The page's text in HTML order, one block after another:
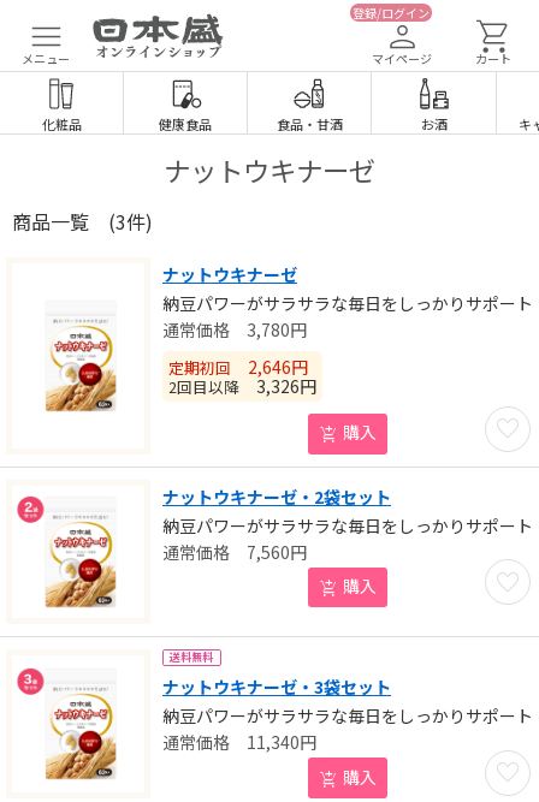
メニュー
登録/ログイン
マイページ カート
化粧品 健康食品 食品・ 甘酒 お酒 キ
ナットウキナーゼ
商品一覧 (3件)
ナットウキナーゼ
納豆パワーがサラサラな毎日をしっかりサポート
お気
3,780円
定期初回 2,646円
2回目以降 3,326円
購入
ナットウキナーゼ・2袋セット
納豆パワーがサラサラな毎日をしっかりサポート
お気
7,560円
購入
送料無料
ナットウキナーゼ・3袋セット
納豆パワーがサラサラな毎日をしっかりサポート
お気
11,340円
購入